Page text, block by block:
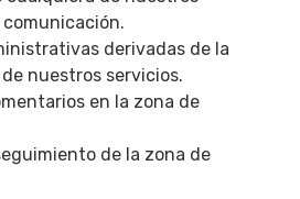
derivadas de la
nuestros servicios.
en la zona de
de la zona de
Novedades
Cine
Música
Bares Y Cafés
Gourmet
Gastro
CONTACTO